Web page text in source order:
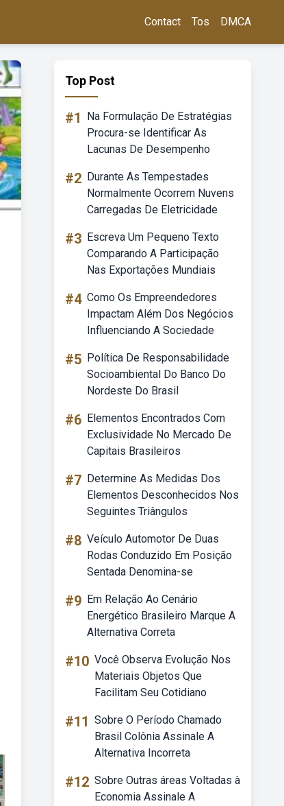
Contact Tos DMCA
Top Post
#1
Na Formulação De Estratégias
Procura-se Identificar As
Lacunas De Desempenho
#2 Durante As Tempestades
Normalmente Ocorrem Nuvens
Carregadas De Eletricidade
#3 Escreva Um Pequeno Texto
Comparando A Participação
Nas Exportações Mundiais
#4 Como Os Empreendedores
Impactam Além Dos Negócios
Influenciando A Sociedade
#5 Política De Responsabilidade
Socioambiental Do Banco Do
Nordeste Do Brasil
#6 Elementos Encontrados Com
Exclusividade No Mercado De
Capitais Brasileiros
#7 Determine As Medidas Dos
Elementos Desconhecidos Nos
Seguintes Triângulos
#8 Veículo Automotor De Duas
Rodas Conduzido Em Posição
Sentada Denomina-se
#9 Em Relação Ao Cenário
Energético Brasileiro Marque A
Alternativa Correta
#10 Você Observa Evolução Nos
Materiais Objetos Que
Facilitam Seu Cotidiano
#11 Sobre O Período Chamado
Brasil Colônia Assinale A
Alternativa Incorreta
#12 Sobre Outras áreas Voltadas à
Economia Assinale A